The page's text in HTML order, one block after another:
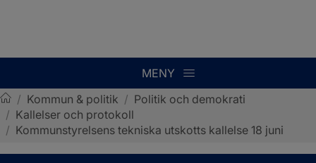
MENY
Sotenäs kommun
/ Kommun & politik / Politik och demokrati
/ Kallelser och protokoll
/ Kommunstyrelsens tekniska utskotts kallelse 18 juni